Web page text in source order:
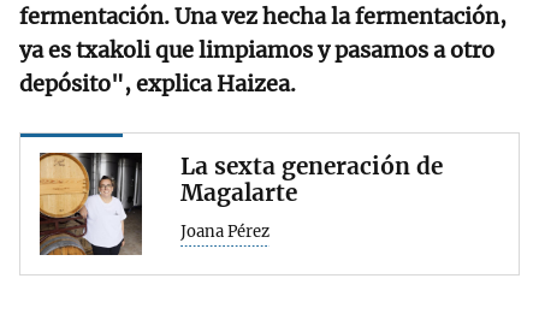
fermentación. Una vez hecha la fermentación,
ya es txakoli que limpiamos y pasamos a otro
depósito", explica Haizea.
La sexta generación de
Magalarte
Joana Pérez